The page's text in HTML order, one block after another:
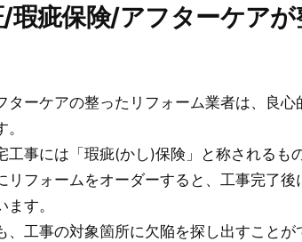
瑕疵保険/アフターケア
ターケアの整ったリフォーム業者は、良
工事には「瑕疵(かし)保険」と称されるも
リフォームをオーダーすると、工事完了
ます。
、工事の対象箇所に欠陥を探し出すこと